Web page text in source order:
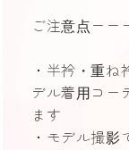
ご注意点ーー
・半衿・重
デル着用コー
ます
・モデル撮